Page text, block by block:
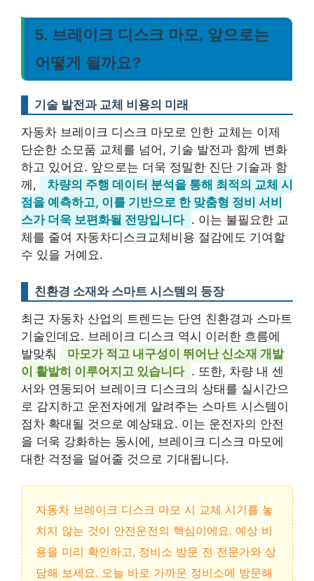
5. 브레이크 디스크 마모, 앞으로는
어떻게 될까요?
기술 발전과 교체 비용의 미래
자동차 브레이크 디스크 마모로 인한 교체는 이제
단순한 소모품 교체를 넘어, 기술 발전과 함께 변화
하고 있어요. 앞으로는 더욱 정밀한 진단 기술과 함
께,
차량의 주행 데이터 분석을 통해 최적의 교체 시
점을 예측하고, 이를 기반으로 한 맞춤형 정비 서비
스가 더욱 보편화될 전망입니다 . 이는 불필요한 교
체를 줄여 자동차디스크교체비용 절감에도 기여할
수 있을 거예요.
친환경 소재와 스마트 시스템의 등장
최근 자동차 산업의 트렌드는 단연 친환경과 스마트
기술인데요. 브레이크 디스크 역시 이러한 흐름에
발맞춰
마모가 적고 내구성이 뛰어난 신소재 개발
이 활발히 이루어지고 있습니다 . 또한, 차량 내 센
서와 연동되어 브레이크 디스크의 상태를 실시간으
로 감지하고 운전자에게 알려주는 스마트 시스템이
점차 확대될 것으로 예상돼요. 이는 운전자의 안전
을 더욱 강화하는 동시에, 브레이크 디스크 마모에
대한 걱정을 덜어줄 것으로 기대됩니다.
자동차 브레이크 디스크 마모 시 교체 시기를 놓
치지 않는 것이 안전운전의 핵심이에요. 예상 비
용을 미리 확인하고, 정비소 방문 전 전문가와 상
담해 보세요. 오늘 바로 가까운 정비소에 방문해